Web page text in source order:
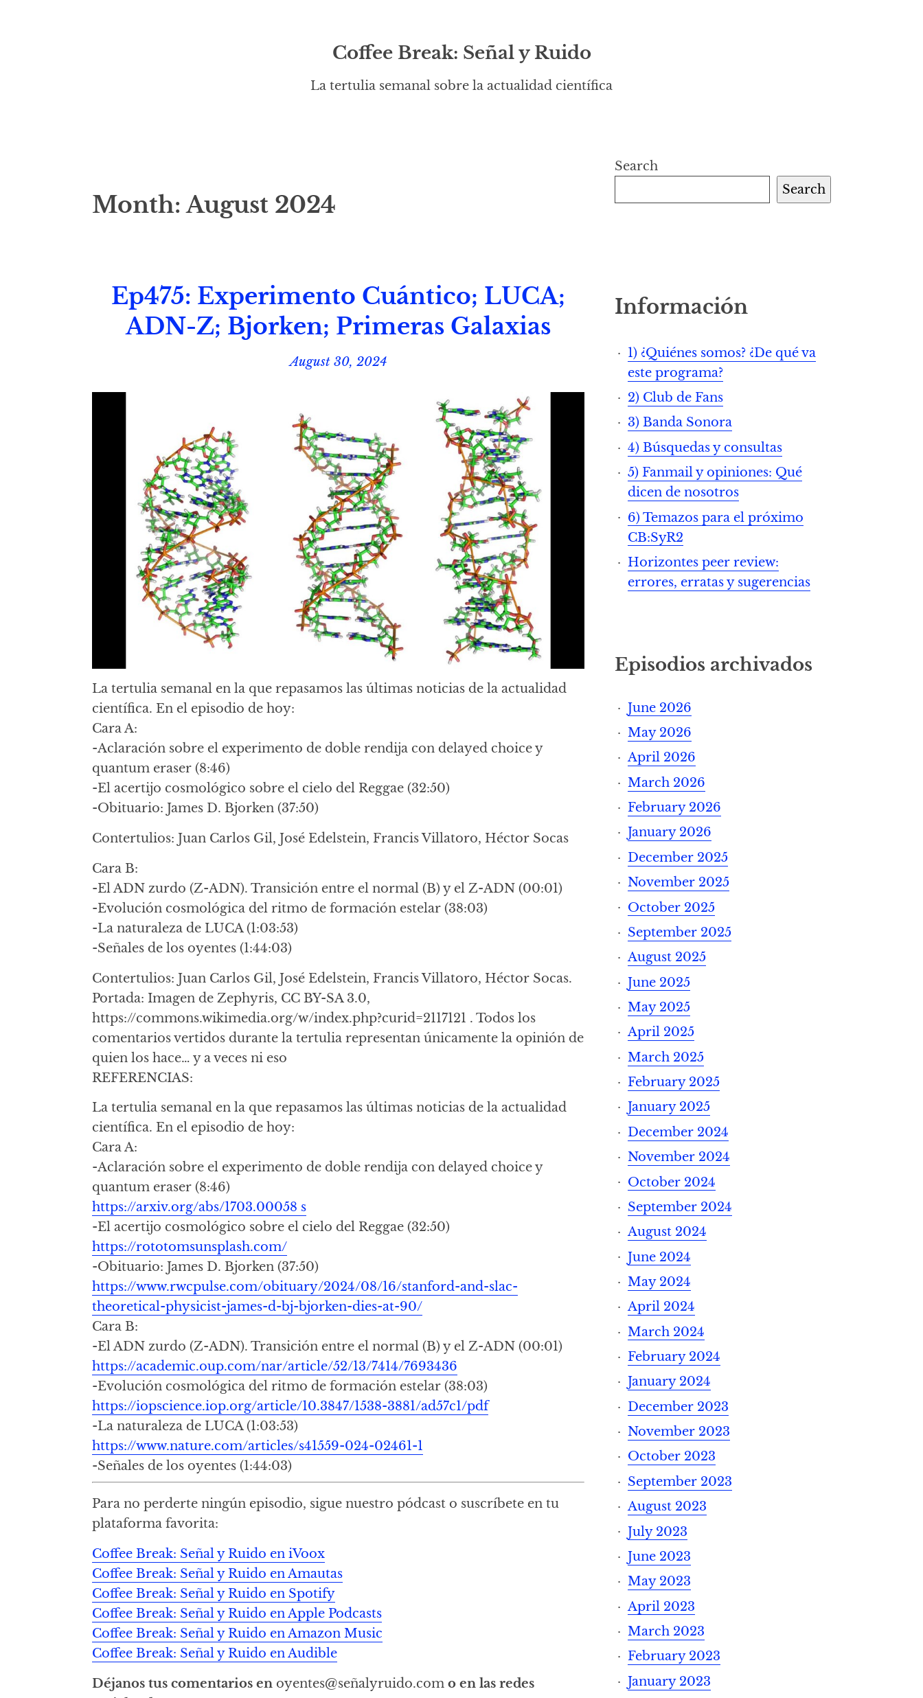
Coffee Break: Señal y Ruido
La tertulia semanal sobre la actualidad científica
Month:August 2024
Ep475: Experimento Cuántico; LUCA;
ADN-Z; Bjorken; Primeras Galaxias
August 30, 2024
La tertulia semanal en la que repasamos las últimas noticias de la actualidad
científica. En el episodio de hoy:
Cara A:
-Aclaración sobre el experimento de doble rendija con delayed choice y
quantum eraser (8:46)
-El acertijo cosmológico sobre el cielo del Reggae (32:50)
-Obituario: James D. Bjorken (37:50)
Contertulios: Juan Carlos Gil, José Edelstein, Francis Villatoro, Héctor Socas
Cara B:
-El ADN zurdo (Z-ADN). Transición entre el normal (B) y el Z-ADN (00:01)
-Evolución cosmológica del ritmo de formación estelar (38:03)
-La naturaleza de LUCA (1:03:53)
-Señales de los oyentes (1:44:03)
Contertulios: Juan Carlos Gil, José Edelstein, Francis Villatoro, Héctor Socas.
Portada: Imagen de Zephyris, CC BY-SA 3.0,
https://commons.wikimedia.org/w/index.php?curid=2117121 . Todos los
comentarios vertidos durante la tertulia representan únicamente la opinión de
quien los hace… y a veces ni eso
REFERENCIAS:
La tertulia semanal en la que repasamos las últimas noticias de la actualidad
científica. En el episodio de hoy:
Cara A:
-Aclaración sobre el experimento de doble rendija con delayed choice y
quantum eraser (8:46)
https://arxiv.org/abs/1703.00058 s
-El acertijo cosmológico sobre el cielo del Reggae (32:50)
https://rototomsunsplash.com/
-Obituario: James D. Bjorken (37:50)
https://www.rwcpulse.com/obituary/2024/08/16/stanford-and-slac-
theoretical-physicist-james-d-bj-bjorken-dies-at-90/
Cara B:
-El ADN zurdo (Z-ADN). Transición entre el normal (B) y el Z-ADN (00:01)
https://academic.oup.com/nar/article/52/13/7414/7693436
-Evolución cosmológica del ritmo de formación estelar (38:03)
https://iopscience.iop.org/article/10.3847/1538-3881/ad57c1/pdf
-La naturaleza de LUCA (1:03:53)
https://www.nature.com/articles/s41559-024-02461-1
-Señales de los oyentes (1:44:03)
Para no perderte ningún episodio, sigue nuestro pódcast o suscríbete en tu
plataforma favorita:
Coffee Break: Señal y Ruido en iVoox
Coffee Break: Señal y Ruido en Amautas
Coffee Break: Señal y Ruido en Spotify
Coffee Break: Señal y Ruido en Apple Podcasts
Coffee Break: Señal y Ruido en Amazon Music
Coffee Break: Señal y Ruido en Audible
Déjanos tus comentarios en oyentes@señalyruido.como en las redes
Search
Search
Información
1) ¿Quiénes somos? ¿De qué va
este programa?
2) Club de Fans
3) Banda Sonora
4) Búsquedas y consultas
5) Fanmail y opiniones: Qué
dicen de nosotros
6) Temazos para el próximo
CB:SyR2
Horizontes peer review:
errores, erratas y sugerencias
Episodios archivados
June 2026
May 2026
April 2026
March 2026
February 2026
January 2026
December 2025
November 2025
October 2025
September 2025
August 2025
June 2025
May 2025
April 2025
March 2025
February 2025
January 2025
December 2024
November 2024
October 2024
September 2024
August 2024
June 2024
May 2024
April 2024
March 2024
February 2024
January 2024
December 2023
November 2023
October 2023
September 2023
August 2023
July 2023
June 2023
May 2023
April 2023
March 2023
February 2023
January 2023